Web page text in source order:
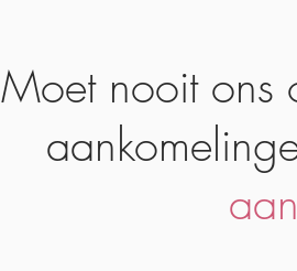
Moet nooit ons